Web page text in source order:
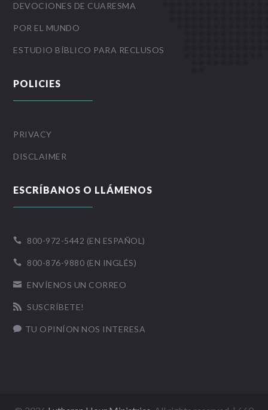
DEVOCIONES DE CUARESMA
POR EL MUNDO
ESTUDIO BÍBLICO PARA RECLUSOS
POLICIES
PRIVACY
DISCLAIMER
ESCRÍBANOS O LLÁMENOS
 800-972-5442 (EN ESPAÑOL)
 800-876-9880 (EN INGLÉS)
 ENVÍENOS UN CORREO
 SUSCRÍBETE!
 TU OPINÍON NOS INTERESA